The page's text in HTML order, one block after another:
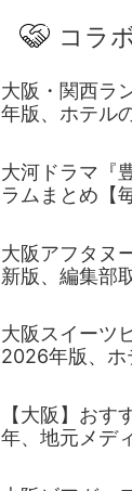
コラ
大阪・関西ラ
年版、ホテル
大河ドラマ『
ラムまとめ【
大阪アフタヌ
新版、編集部
大阪スイーツ
2026年版、
【大阪】お
年、地元メデ